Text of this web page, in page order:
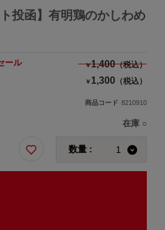
投函】有明鶏のかしわめ
ール ￥1,400（税込）
￥ 1,300 （税込）
商品コード 8210910
在庫 ○
数量 :